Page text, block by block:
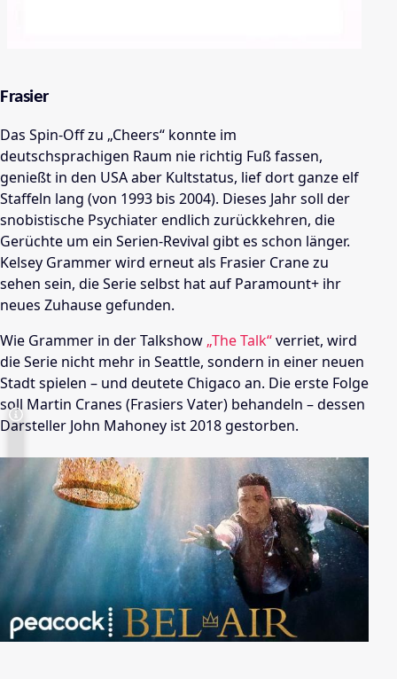
Frasier
Das Spin-Off zu „Cheers“ konnte im
deutschsprachigen Raum nie richtig Fuß fassen,
genießt in den USA aber Kultstatus, lief dort ganze elf
Staffeln lang (von 1993 bis 2004). Dieses Jahr soll der
snobistische Psychiater endlich zurückkehren, die
Gerüchte um ein Serien-Revival gibt es schon länger.
Kelsey Grammer wird erneut als Frasier Crane zu
sehen sein, die Serie selbst hat auf Paramount+ ihr
neues Zuhause gefunden.
Wie Grammer in der Talkshow „The Talk“verriet, wird
die Serie nicht mehr in Seattle, sondern in einer neuen
Stadt spielen – und deutete Chigaco an. Die erste Folge
soll Martin Cranes (Frasiers Vater) behandeln – dessen
Darsteller John Mahoney ist 2018 gestorben.